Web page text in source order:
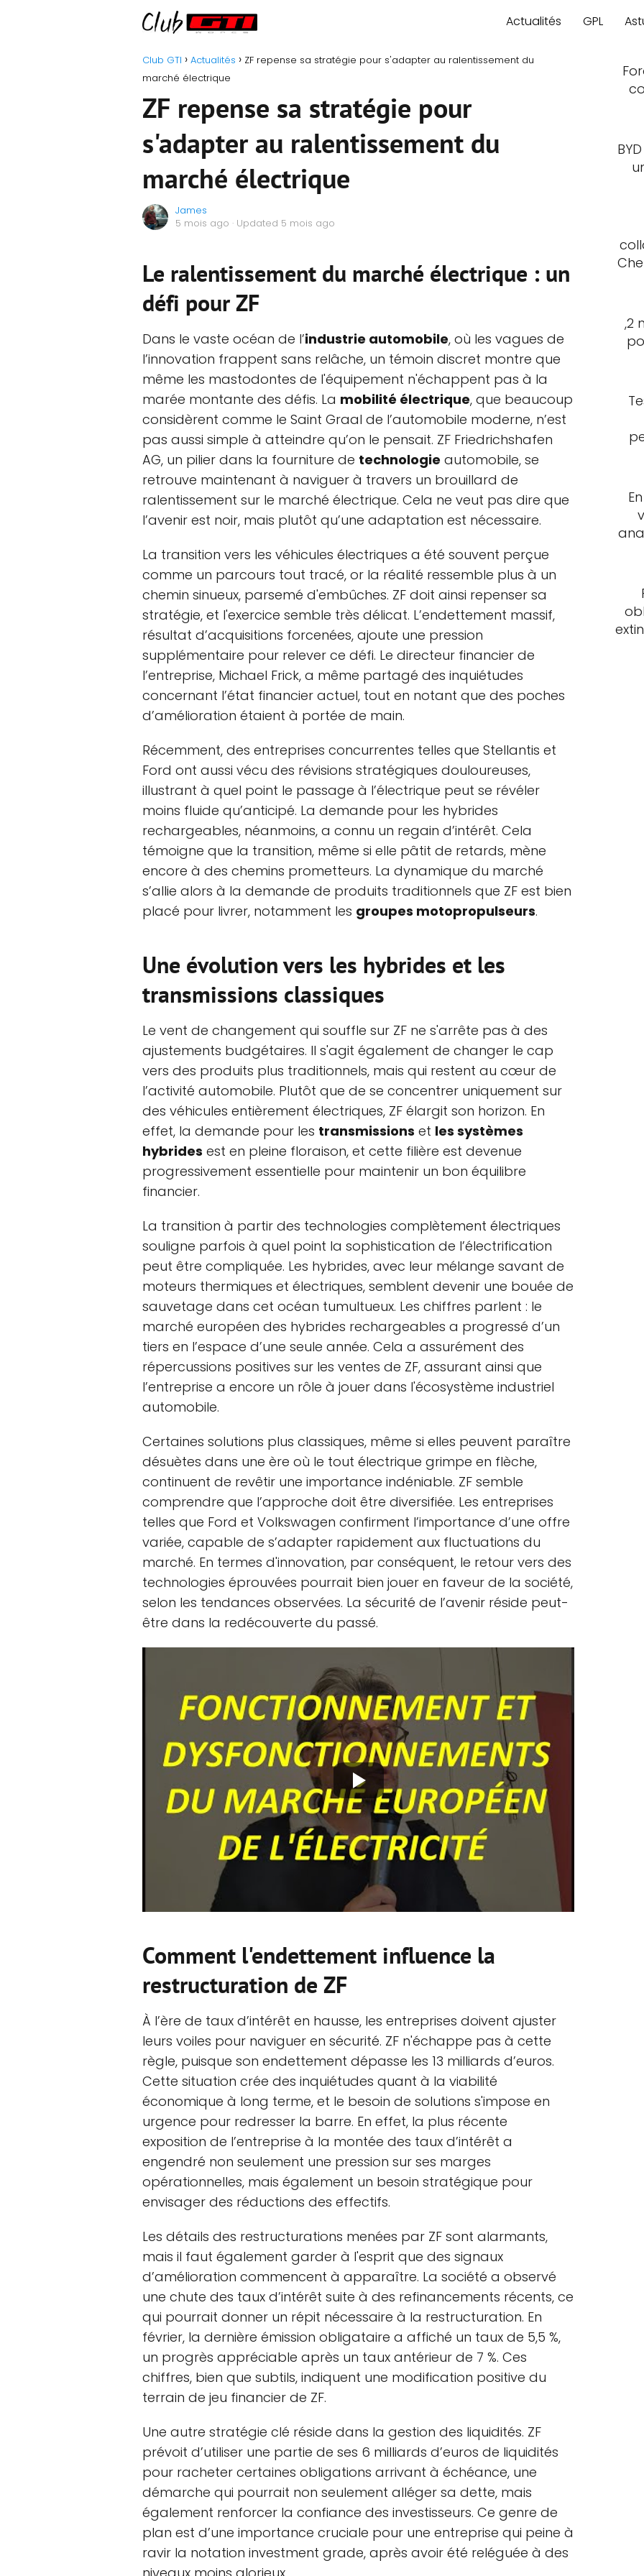
Actualités GPL
Club GTI Actualités
ZF repense sa stratégie pour s'adapter au ralentissement du
marché électrique
ZF repense sa stratégie pour
s'adapter au ralentissement du
marché électrique
James
5 mois ago · Updated 5 mois ago
Le ralentissement du marché électrique : un
défi pour ZF
Dans le vaste océan de l’industrie automobile, où les vagues de
l’innovation frappent sans relâche, un témoin discret montre que
même les mastodontes de l'équipement n'échappent pas à la
marée montante des défis. La mobilité électrique, que beaucoup
considèrent comme le Saint Graal de l’automobile moderne, n’est
pas aussi simple à atteindre qu’on le pensait. ZF Friedrichshafen
AG, un pilier dans la fourniture de technologie automobile, se
retrouve maintenant à naviguer à travers un brouillard de
ralentissement sur le marché électrique. Cela ne veut pas dire que
l’avenir est noir, mais plutôt qu’une adaptation est nécessaire.
La transition vers les véhicules électriques a été souvent perçue
comme un parcours tout tracé, or la réalité ressemble plus à un
chemin sinueux, parsemé d'embûches. ZF doit ainsi repenser sa
stratégie, et l'exercice semble très délicat. L’endettement massif,
résultat d’acquisitions forcenées, ajoute une pression
supplémentaire pour relever ce défi. Le directeur financier de
l’entreprise, Michael Frick, a même partagé des inquiétudes
concernant l’état financier actuel, tout en notant que des poches
d’amélioration étaient à portée de main.
Récemment, des entreprises concurrentes telles que Stellantis et
Ford ont aussi vécu des révisions stratégiques douloureuses,
illustrant à quel point le passage à l’électrique peut se révéler
moins fluide qu’anticipé. La demande pour les hybrides
rechargeables, néanmoins, a connu un regain d’intérêt. Cela
témoigne que la transition, même si elle pâtit de retards, mène
encore à des chemins prometteurs. La dynamique du marché
s’allie alors à la demande de produits traditionnels que ZF est bien
placé pour livrer, notamment les groupes motopropulseurs.
Une évolution vers les hybrides et les
transmissions classiques
Le vent de changement qui souffle sur ZF ne s'arrête pas à des
ajustements budgétaires. Il s'agit également de changer le cap
vers des produits plus traditionnels, mais qui restent au cœur de
l’activité automobile. Plutôt que de se concentrer uniquement sur
des véhicules entièrement électriques, ZF élargit son horizon. En
effet, la demande pour les transmissions et les systèmes
hybrides est en pleine floraison, et cette filière est devenue
progressivement essentielle pour maintenir un bon équilibre
financier.
La transition à partir des technologies complètement électriques
souligne parfois à quel point la sophistication de l’électrification
peut être compliquée. Les hybrides, avec leur mélange savant de
moteurs thermiques et électriques, semblent devenir une bouée de
sauvetage dans cet océan tumultueux. Les chiffres parlent : le
marché européen des hybrides rechargeables a progressé d’un
tiers en l’espace d’une seule année. Cela a assurément des
répercussions positives sur les ventes de ZF, assurant ainsi que
l’entreprise a encore un rôle à jouer dans l'écosystème industriel
automobile.
Certaines solutions plus classiques, même si elles peuvent paraître
désuètes dans une ère où le tout électrique grimpe en flèche,
continuent de revêtir une importance indéniable. ZF semble
comprendre que l’approche doit être diversifiée. Les entreprises
telles que Ford et Volkswagen confirment l’importance d’une offre
variée, capable de s’adapter rapidement aux fluctuations du
marché. En termes d'innovation, par conséquent, le retour vers des
technologies éprouvées pourrait bien jouer en faveur de la société,
selon les tendances observées. La sécurité de l’avenir réside peut-
être dans la redécouverte du passé.
Comment l'endettement influence la
restructuration de ZF
À l’ère de taux d’intérêt en hausse, les entreprises doivent ajuster
leurs voiles pour naviguer en sécurité. ZF n'échappe pas à cette
règle, puisque son endettement dépasse les 13 milliards d’euros.
Cette situation crée des inquiétudes quant à la viabilité
économique à long terme, et le besoin de solutions s'impose en
urgence pour redresser la barre. En effet, la plus récente
exposition de l’entreprise à la montée des taux d’intérêt a
engendré non seulement une pression sur ses marges
opérationnelles, mais également un besoin stratégique pour
envisager des réductions des effectifs.
Les détails des restructurations menées par ZF sont alarmants,
mais il faut également garder à l'esprit que des signaux
d’amélioration commencent à apparaître. La société a observé
une chute des taux d’intérêt suite à des refinancements récents, ce
qui pourrait donner un répit nécessaire à la restructuration. En
février, la dernière émission obligataire a affiché un taux de 5,5 %,
un progrès appréciable après un taux antérieur de 7 %. Ces
chiffres, bien que subtils, indiquent une modification positive du
terrain de jeu financier de ZF.
Une autre stratégie clé réside dans la gestion des liquidités. ZF
prévoit d’utiliser une partie de ses 6 milliards d’euros de liquidités
pour racheter certaines obligations arrivant à échéance, une
démarche qui pourrait non seulement alléger sa dette, mais
également renforcer la confiance des investisseurs. Ce genre de
plan est d’une importance cruciale pour une entreprise qui peine à
ravir la notation investment grade, après avoir été reléguée à des
,2